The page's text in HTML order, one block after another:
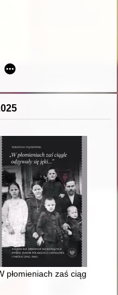
(Władysław
Dąbrowskiego
płomieniach zaś ciągle